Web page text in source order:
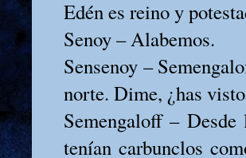
Edén es reino y
Senoy – Alabemos.
Sensenoy –
norte. Dime, ¿has
Semengaloff – Desde
tenían carbunclos